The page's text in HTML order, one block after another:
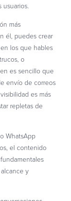
más
él, puedes crear
los que hables
o
es sencillo que
envío de correos
es más
repletas de
WhatsApp
el contenido
y